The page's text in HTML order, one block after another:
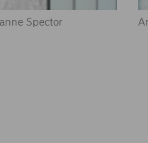
Spector